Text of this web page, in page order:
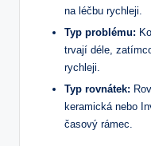
na léčbu rychleji.
Typ problému:
trvají déle,
rychleji.
Typ rovnátek:
keramická nebo
časový rámec.